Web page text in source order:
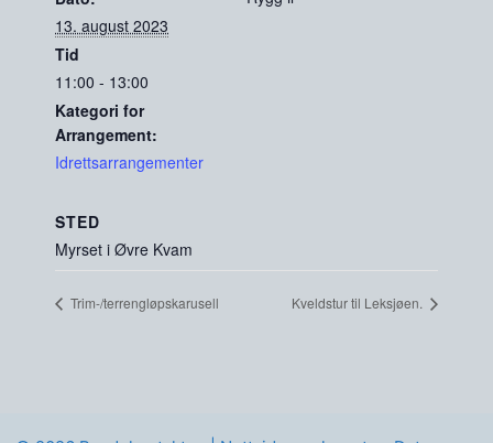
13. august 2023
Tid
11:00 - 13:00
Kategori for
Arrangement:
Idrettsarrangementer
STED
Myrset i Øvre Kvam
Trim-/terrengløpskarusell Kveldstur til Leksjøen.